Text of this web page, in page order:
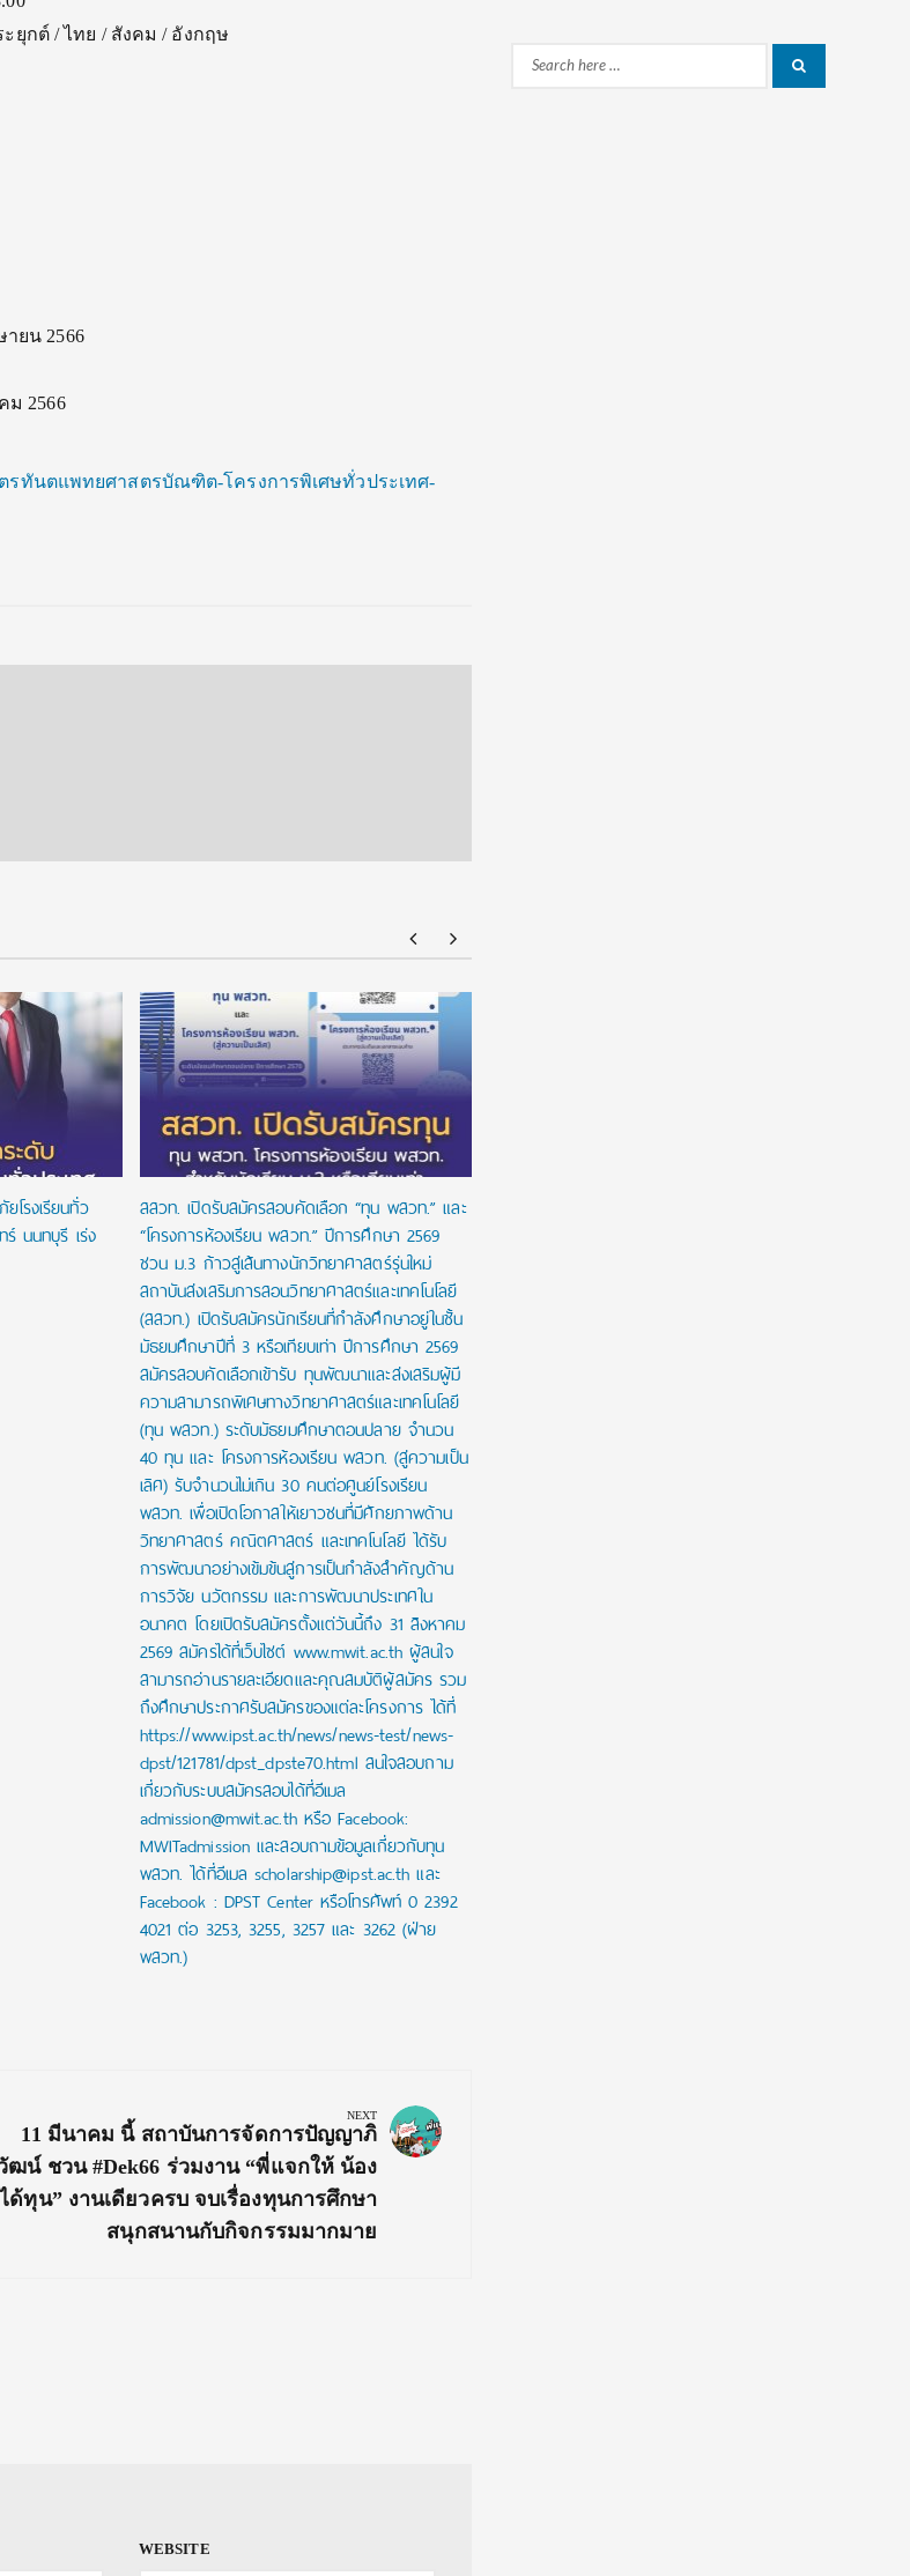
ยุกต์ / ไทย / สังคม / อังกฤษ
ยน 2566
ม 2566
รทันตแพทยศาสตรบัณฑิต-โครงการพิเศษทั่วประเทศ-
โรงเรียนทั่ว
ร์ นนทบุรี เร่ง
สสวท. เปิดรับสมัครสอบคัดเลือก “ทุน พสวท.” และ
“โครงการห้องเรียน พสวท.” ปีการศึกษา 2569
ชวน ม.3 ก้าวสู่เส้นทางนักวิทยาศาสตร์รุ่นใหม่
สถาบันส่งเสริมการสอนวิทยาศาสตร์และเทคโนโลยี
(สสวท.) เปิดรับสมัครนักเรียนที่กำลังศึกษาอยู่ในชั้น
มัธยมศึกษาปีที่ 3 หรือเทียบเท่า ปีการศึกษา 2569
สมัครสอบคัดเลือกเข้ารับ ทุนพัฒนาและส่งเสริมผู้มี
ความสามารถพิเศษทางวิทยาศาสตร์และเทคโนโลยี
(ทุน พสวท.) ระดับมัธยมศึกษาตอนปลาย จำนวน
40 ทุน และ โครงการห้องเรียน พสวท. (สู่ความเป็น
เลิศ) รับจำนวนไม่เกิน 30 คนต่อศูนย์โรงเรียน
พสวท. เพื่อเปิดโอกาสให้เยาวชนที่มีศักยภาพด้าน
วิทยาศาสตร์ คณิตศาสตร์ และเทคโนโลยี ได้รับ
การพัฒนาอย่างเข้มข้นสู่การเป็นกำลังสำคัญด้าน
การวิจัย นวัตกรรม และการพัฒนาประเทศใน
อนาคต โดยเปิดรับสมัครตั้งแต่วันนี้ถึง 31 สิงหาคม
2569 สมัครได้ที่เว็บไซต์ www.mwit.ac.th ผู้สนใจ
สามารถอ่านรายละเอียดและคุณสมบัติผู้สมัคร รวม
ถึงศึกษาประกาศรับสมัครของแต่ละโครงการ ได้ที่
https://www.ipst.ac.th/news/news-test/news-
dpst/121781/dpst_dpste70.html สนใจสอบถาม
เกี่ยวกับระบบสมัครสอบได้ที่อีเมล
admission@mwit.ac.th หรือ Facebook:
MWITadmission และสอบถามข้อมูลเกี่ยวกับทุน
พสวท. ได้ที่อีเมล scholarship@ipst.ac.th และ
Facebook : DPST Center หรือโทรศัพท์ 0 2392
4021 ต่อ 3253, 3255, 3257 และ 3262 (ฝ่าย
พสวท.)
NEXT
Next
Post:
11 มีนาคม นี้ สถาบันการจัดการปัญญาภิ
ฒน์ ชวน #Dek66 ร่วมงาน “พี่แจกให้ น้อง
ได้ทุน” งานเดียวครบ จบเรื่องทุนการศึกษา
สนุกสนานกับกิจกรรมมากมาย
WEBSITE
Search